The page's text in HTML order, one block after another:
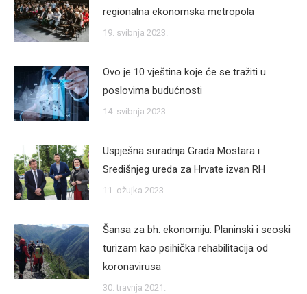
regionalna ekonomska metropola
19. svibnja 2023.
Ovo je 10 vještina koje će se tražiti u
poslovima budućnosti
14. svibnja 2023.
Uspješna suradnja Grada Mostara i
Središnjeg ureda za Hrvate izvan RH
11. ožujka 2023.
Šansa za bh. ekonomiju: Planinski i seoski
turizam kao psihička rehabilitacija od
koronavirusa
30. travnja 2021.